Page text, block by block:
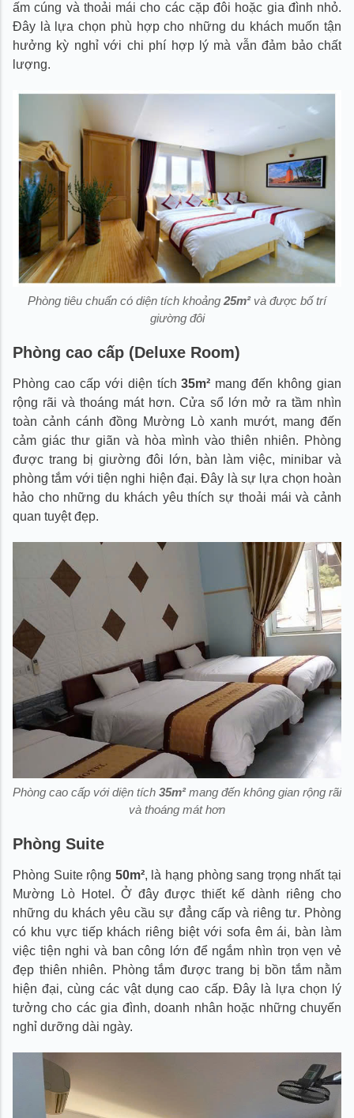
ấm cúng và thoải mái cho các cặp đôi hoặc gia đình nhỏ.
Đây là lựa chọn phù hợp cho những du khách muốn tận
hưởng kỳ nghỉ với chi phí hợp lý mà vẫn đảm bảo chất
lượng.
Phòng tiêu chuẩn có diện tích khoảng 25m²và được bố trí
giường đôi
Phòng cao cấp (Deluxe Room)
Phòng cao cấp với diện tích35m² mang đến không gian
rộng rãi và thoáng mát hơn. Cửa sổ lớn mở ra tầm nhìn
toàn cảnh cánh đồng Mường Lò xanh mướt, mang đến
cảm giác thư giãn và hòa mình vào thiên nhiên. Phòng
được trang bị giường đôi lớn, bàn làm việc, minibar và
phòng tắm với tiện nghi hiện đại. Đây là sự lựa chọn hoàn
hảo cho những du khách yêu thích sự thoải mái và cảnh
quan tuyệt đẹp.
Phòng cao cấp với diện tích 35m²mang đến không gian rộng rãi
và thoáng mát hơn
Phòng Suite
Phòng Suite rộng 50m², là hạng phòng sang trọng nhất tại
Mường Lò Hotel. Ở đây được thiết kế dành riêng cho
những du khách yêu cầu sự đẳng cấp và riêng tư. Phòng
có khu vực tiếp khách riêng biệt với sofa êm ái, bàn làm
việc tiện nghi và ban công lớn để ngắm nhìn trọn vẹn vẻ
đẹp thiên nhiên. Phòng tắm được trang bị bồn tắm nằm
hiện đại, cùng các vật dụng cao cấp. Đây là lựa chọn lý
tưởng cho các gia đình, doanh nhân hoặc những chuyến
nghỉ dưỡng dài ngày.